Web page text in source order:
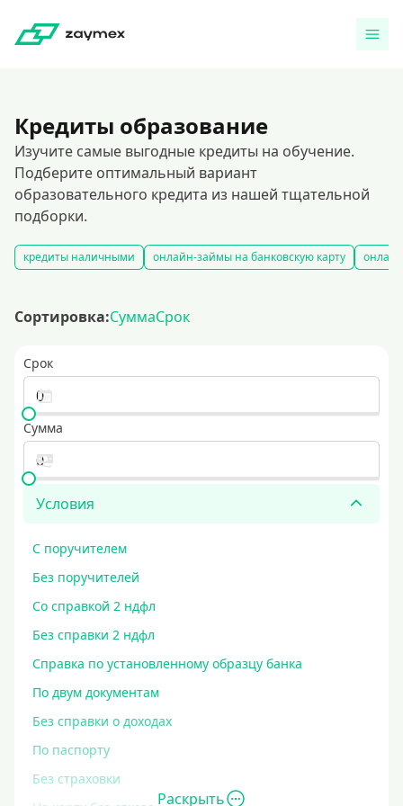
Кредиты образование
Изучите самые выгодные кредиты на обучение.
Подберите оптимальный вариант
образовательного кредита из нашей тщательной
подборки.
кредиты наличными онлайн-займы на банковскую карту
Сортировка:СуммаСрок
Срок
Сумма
Условия
С поручителем
Без поручителей
Со справкой 2 ндфл
Без справки 2 ндфл
Справка по установленному образцу банка
По двум документам
Без справки о доходах
По паспорту
Без страховки
Раскрыть